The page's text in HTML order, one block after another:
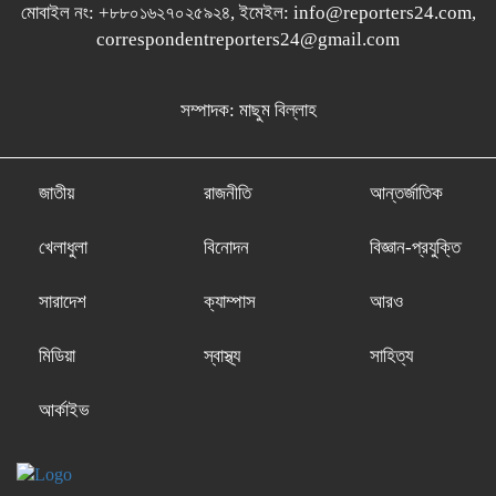
মোবাইল নং: +৮৮০১৬২৭০২৫৯২৪, ইমেইল: info@reporters24.com,
correspondentreporters24@gmail.com
সম্পাদক: মাছুম বিল্লাহ
জাতীয় রাজনীতি আন্তর্জাতিক
খেলাধুলা বিনোদন বিজ্ঞান-প্রযুক্তি
সারাদেশ ক্যাম্পাস আরও
মিডিয়া স্বাস্থ্য সাহিত্য
আর্কাইভ